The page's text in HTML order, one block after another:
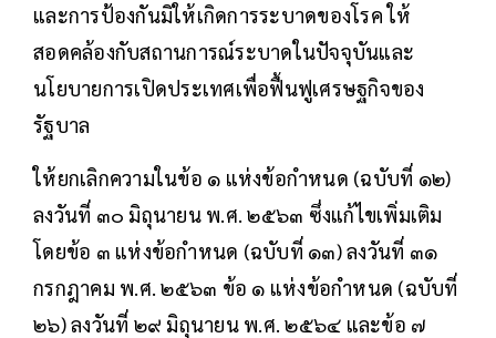
และการป้องกันมิให้เกิดการระบาดของโรค ให้
สอดคล้องกับสถานการณ์ระบาดในปัจจุบันและ
นโยบายการเปิดประเทศเพื่อฟื้นฟูเศรษฐกิจของ
รัฐบาล
ให้ยกเลิกความในข้อ ๑ แห่งข้อกำหนด (ฉบับที่ ๑๒)
ลงวันที่ ๓๐ มิถุนายน พ.ศ. ๒๕๖๓ ซึ่งแก้ไขเพิ่มเติม
โดยข้อ ๓ แห่งข้อกำหนด (ฉบับที่ ๑๓) ลงวันที่ ๓๑
กรกฎาคม พ.ศ. ๒๕๖๓ ข้อ ๑ แห่งข้อกำหนด (ฉบับที่
๒๖) ลงวันที่ ๒๙ มิถุนายน พ.ศ. ๒๕๖๔ และข้อ ๗